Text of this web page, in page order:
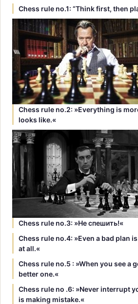
Chess rule no.1: “Think first, then
Chess rule no.2: »Everything is
looks like.«
Chess rule no.3: »Hе спешить!«
Chess rule no.4: »Even a bad plan
at all.«
Chess rule no.5 : »When you see a
better one.«
Chess rule no .6: »Never interrupt
is making mistake.«